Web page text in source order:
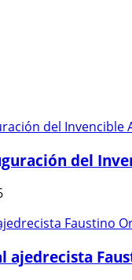
del
ajedrecista